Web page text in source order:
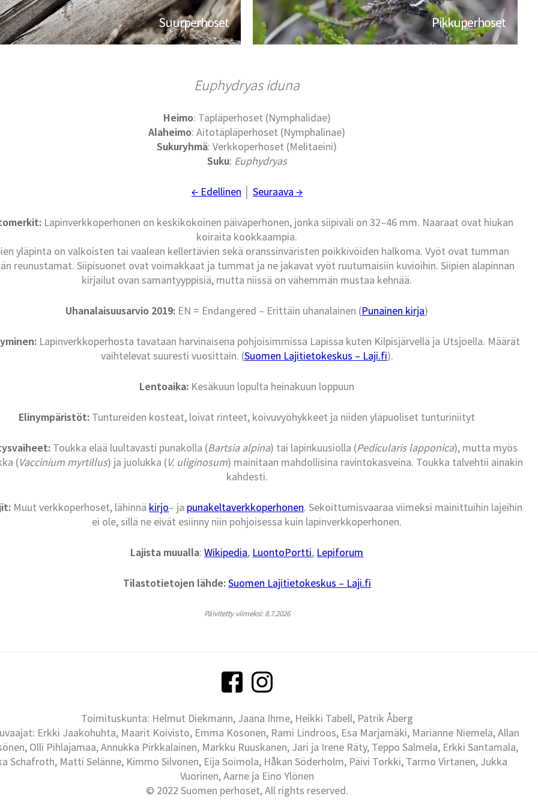
Suurperhoset Pikkuperhoset
Euphydryas iduna
Heimo: Täpläperhoset (Nymphalidae)
Alaheimo: Aitotäpläperhoset (Nymphalinae)
Sukuryhmä: Verkkoperhoset (Melitaeini)
Suku: Euphydryas
← Edellinen Seuraava →
Lapinverkkoperhonen on keskikokoinen päiväperhonen, jonka siipiväli on 32–46 mm. Naaraat ovat hiukan
koiraita kookkaampia.
yläpinta on valkoisten tai vaalean kellertävien sekä oranssinväristen poikkivöiden halkoma. Vyöt ovat tumman
reunustamat. Siipisuonet ovat voimakkaat ja tummat ja ne jakavat vyöt ruutumaisiin kuvioihin. Siipien alapinnan
kirjailut ovan samantyyppisiä, mutta niissä on vähemmän mustaa kehnää.
Uhanalaisuusarvio 2019: EN = Endangered – Erittäin uhanalainen (Punainen kirja)
Lapinverkkoperhosta tavataan harvinaisena pohjoisimmissa Lapissa kuten Kilpisjärvellä ja Utsjoella. Määrät
vaihtelevat suuresti vuosittain. (Suomen Lajitietokeskus – Laji.fi).
Lentoaika: Kesäkuun lopulta heinäkuun loppuun
Elinympäristöt: Tuntureiden kosteat, loivat rinteet, koivuvyöhykkeet ja niiden yläpuoliset tunturiniityt
Toukka elää luultavasti punakolla (Bartsia alpina) tai lapinkuusiolla (Pedicularis lapponica), mutta myös
(Vaccinium myrtillus) ja juolukka (V. uliginosum) mainitaan mahdollisina ravintokasveina. Toukka talvehtii ainakin
kahdesti.
Muut verkkoperhoset, lähinnä kirjo– ja punakeltaverkkoperhonen. Sekoittumisvaaraa viimeksi mainittuihin lajeihin
ei ole, sillä ne eivät esiinny niin pohjoisessa kuin lapinverkkoperhonen.
Lajista muualla:Wikipedia, LuontoPortti, Lepiforum
Tilastotietojen lähde:Suomen Lajitietokeskus – Laji.fi
Päivitetty viimeksi: 8.7.2026
Toimituskunta: Helmut Diekmann, Jaana Ihme, Heikki Tabell, Patrik Åberg
Erkki Jaakohuhta, Maarit Koivisto, Emma Kosonen, Rami Lindroos, Esa Marjamäki, Marianne Niemelä, Allan
Olli Pihlajamaa, Annukka Pirkkalainen, Markku Ruuskanen, Jari ja Irene Räty, Teppo Salmela, Erkki Santamala,
Schafroth, Matti Selänne, Kimmo Silvonen, Eija Soimola, Håkan Söderholm, Päivi Torkki, Tarmo Virtanen, Jukka
Vuorinen, Aarne ja Eino Ylönen
© 2022 Suomen perhoset, All rights reserved.